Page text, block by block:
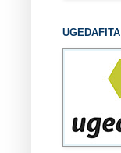
UGEDAFITA